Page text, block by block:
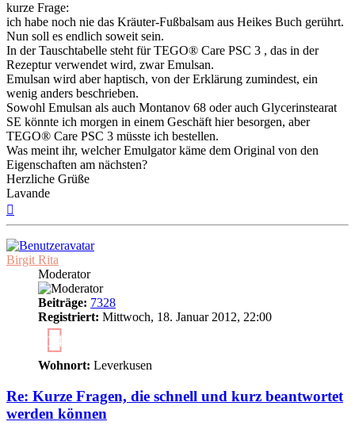
kurze Frage:
ich habe noch nie das Kräuter-Fußbalsam aus Heikes Buch gerührt.
Nun soll es endlich soweit sein.
In der Tauschtabelle steht für TEGO® Care PSC 3 , das in der
Rezeptur verwendet wird, zwar Emulsan.
Emulsan wird aber haptisch, von der Erklärung zumindest, ein
wenig anders beschrieben.
Sowohl Emulsan als auch Montanov 68 oder auch Glycerinstearat
SE könnte ich morgen in einem Geschäft hier besorgen, aber
TEGO® Care PSC 3 müsste ich bestellen.
Was meint ihr, welcher Emulgator käme dem Original von den
Eigenschaften am nächsten?
Herzliche Grüße
Lavande
oben
Birgit Rita
Moderator
Beiträge: 7328
Registriert: Mittwoch, 18. Januar 2012, 22:00
14
Wohnort: Leverkusen
Re: Kurze Fragen, die schnell und kurz beantwortet
werden können